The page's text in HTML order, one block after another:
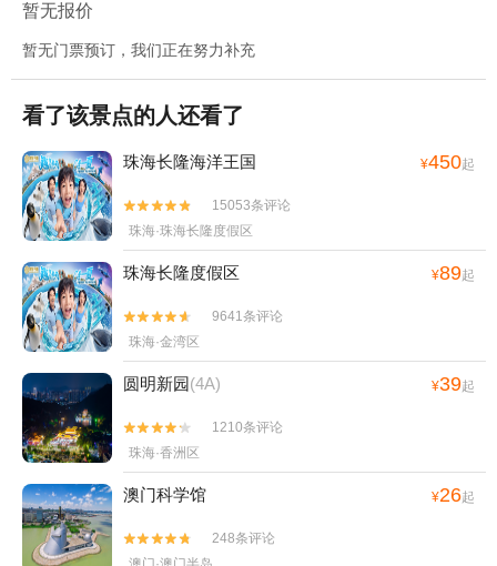
暂无报价
暂无门票预订，我们正在努力补充
看了该景点的人还看了
珠海长隆海洋王国 ¥450起


15053条评论
珠海·珠海长隆度假区
珠海长隆度假区 ¥89起


9641条评论
珠海·金湾区
圆明新园(4A) ¥39起


1210条评论
珠海·香洲区
澳门科学馆 ¥26起


248条评论